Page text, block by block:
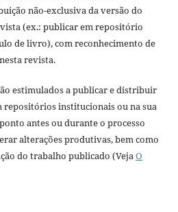
não-exclusiva da versão do
(ex.: publicar em repositório
de livro), com reconhecimento de
revista.
estimulados a publicar e distribuir
repositórios institucionais ou na sua
antes ou durante o processo
alterações produtivas, bem como
do trabalho publicado (VejaO